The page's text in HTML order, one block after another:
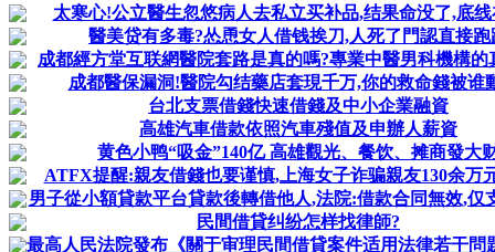
太寒心!公立醫生忽悠病人去私立买补品,结果命没了,底
醫美贷有多毒?怂恿女人借钱挨刀,人死了門認直接跑
成都經方堂互联網醫院套路是真的嗎?專業中醫男科機構的
成都醫保漏洞!醫院勾结藥店套現千万,你的救命錢被谁
台北支票借錢快速借錢及中小企業融資
高雄汽車借款依照汽車殘值及申辦人薪資
黄色小鸭“吸金”140亿 高雄觀光、餐饮、摊商發大
ATFX提醒:親友借錢也要谨慎,上海女子诈骗親友130余万
男子從小額貸款平台貸款後轉借他人,法院:借款合同無效,仅
民間借貸纠纷怎样找律師?
最高人民法院發布《關于审理民間借貸案件适用法律若干問